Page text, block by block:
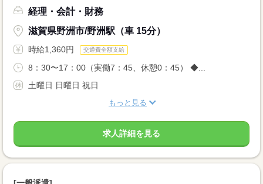
経理・会計・財務
滋賀県野洲市/野洲駅（車 15分）
時給1,360円 交通費全額支給
8：30〜17：00（実働7：45、休憩0：45） ◆...
土曜日 日曜日 祝日
もっと見る
求人詳細を見る